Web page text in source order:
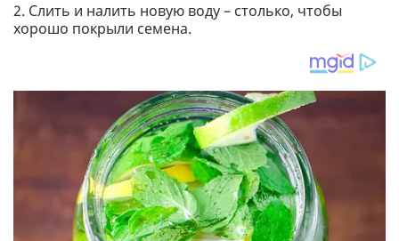
2. Слить и налить новую воду – столько, чтобы
хорошо покрыли семена.